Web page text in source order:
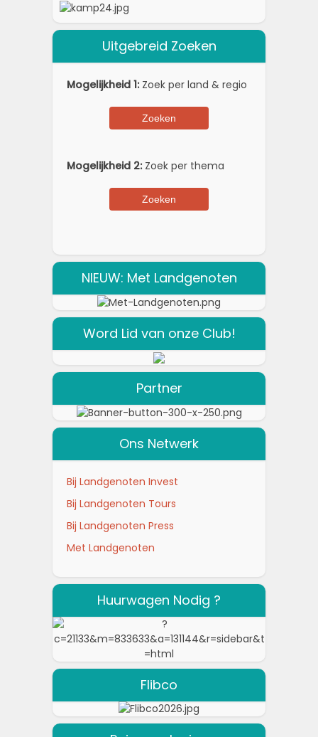
Uitgebreid Zoeken
Mogelijkheid 1:Zoek per land & regio
Mogelijkheid 2:Zoek per thema
NIEUW: Met Landgenoten
Word Lid van onze Club!
Partner
Ons Netwerk
Bij Landgenoten Invest
Bij Landgenoten Tours
Bij Landgenoten Press
Met Landgenoten
Huurwagen Nodig ?
Flibco